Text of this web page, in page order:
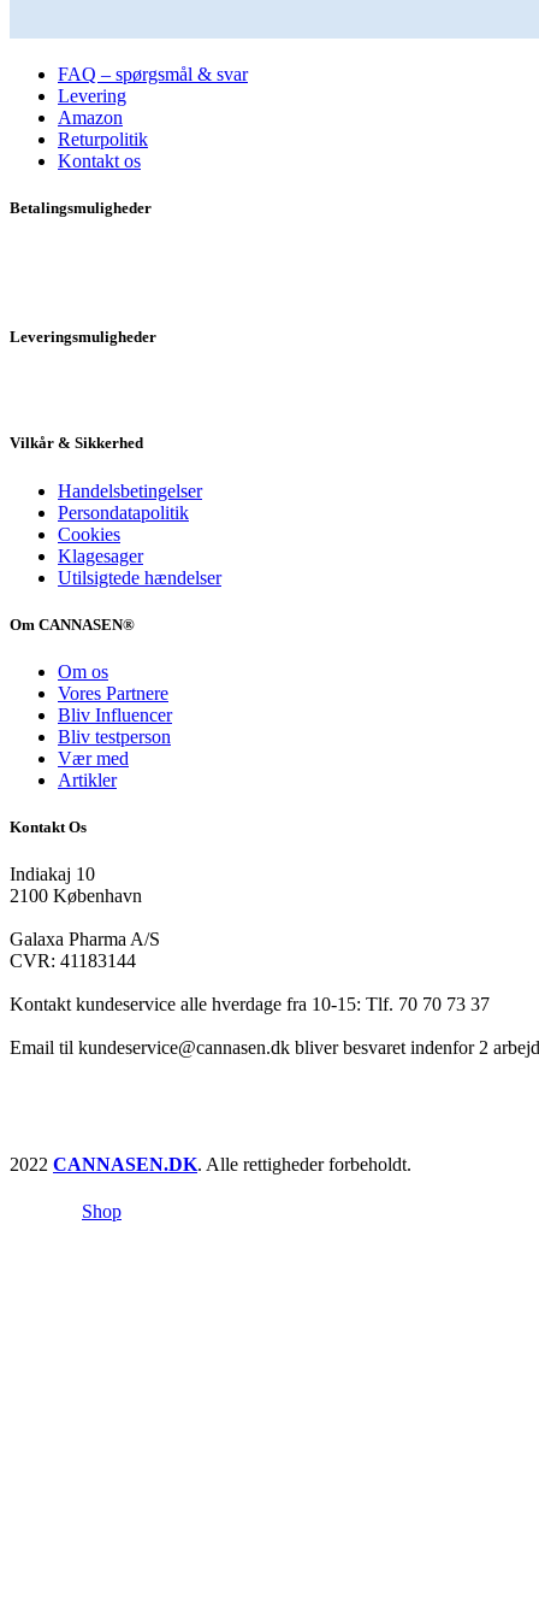
FAQ – spørgsmål & svar
Levering
Amazon
Returpolitik
Kontakt os
Betalingsmuligheder
Leveringsmuligheder
Vilkår & Sikkerhed
Handelsbetingelser
Persondatapolitik
Cookies
Klagesager
Utilsigtede hændelser
Om CANNASEN®
Om os
Vores Partnere
Bliv Influencer
Bliv testperson
Vær med
Artikler
Kontakt Os
Indiakaj 10
2100 København
Galaxa Pharma A/S
CVR: 41183144
Kontakt kundeservice alle hverdage fra 10-15: Tlf. 70 70 73 37
Email til kundeservice@cannasen.dk bliver besvaret indenfor 2
2022 CANNASEN.DK. Alle rettigheder forbeholdt.
Shop